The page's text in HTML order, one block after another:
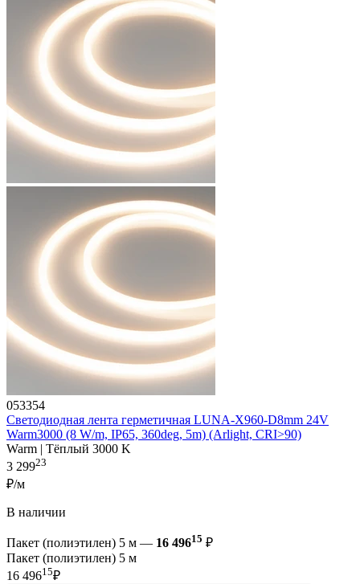
053354
Светодиодная лента герметичная LUNA-X960-D8mm 24V
Warm3000 (8 W/m, IP65, 360deg, 5m) (Arlight, CRI>90)
Warm | Тёплый 3000 K
3 29923
₽/м
В наличии
Пакет (полиэтилен) 5 м — 16 49615 ₽
Пакет (полиэтилен) 5 м
16 49615₽